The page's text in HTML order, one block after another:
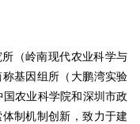
（岭南现代农业科学与
基因组所（大鹏湾实验
农业科学院和深圳市政
制机制创新，致力于建